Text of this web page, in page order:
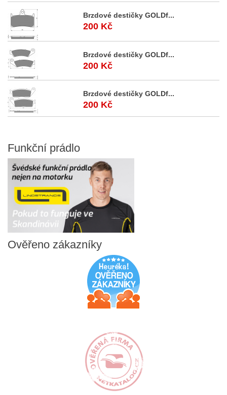
Brzdové destičky GOLDf...
200 Kč
Brzdové destičky GOLDf...
200 Kč
Brzdové destičky GOLDf...
200 Kč
Funkční prádlo
Ověřeno zákazníky